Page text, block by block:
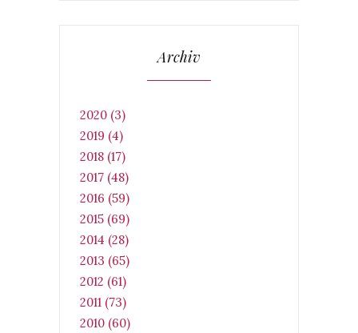
Archiv
2020 (3)
2019 (4)
2018 (17)
2017 (48)
2016 (59)
2015 (69)
2014 (28)
2013 (65)
2012 (61)
2011 (73)
2010 (60)